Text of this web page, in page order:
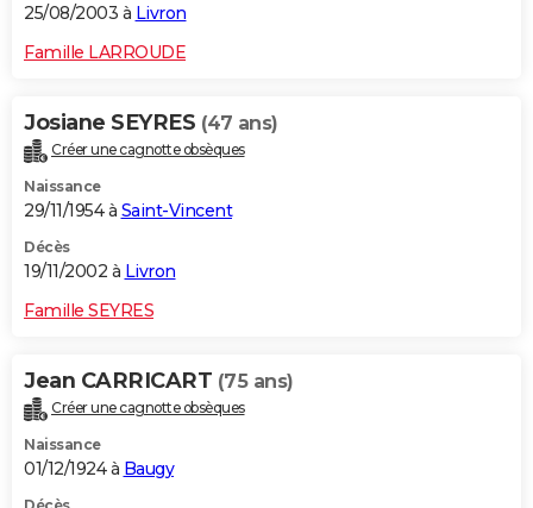
25/08/2003 à Livron
Famille LARROUDE
Josiane SEYRES (47 ans)
Créer une cagnotte obsèques
Naissance
29/11/1954 à Saint-Vincent
Décès
19/11/2002 à Livron
Famille SEYRES
Jean CARRICART (75 ans)
Créer une cagnotte obsèques
Naissance
01/12/1924 à Baugy
Décès